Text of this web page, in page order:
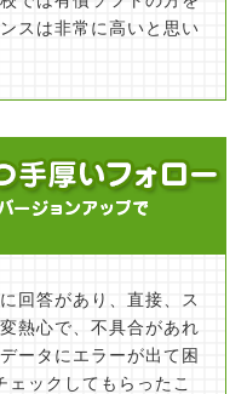
スは非常に高いと思い
回答があり、直接、ス
熱心で、不具合があれ
ータにエラーが出て困
ックしてもらったこ